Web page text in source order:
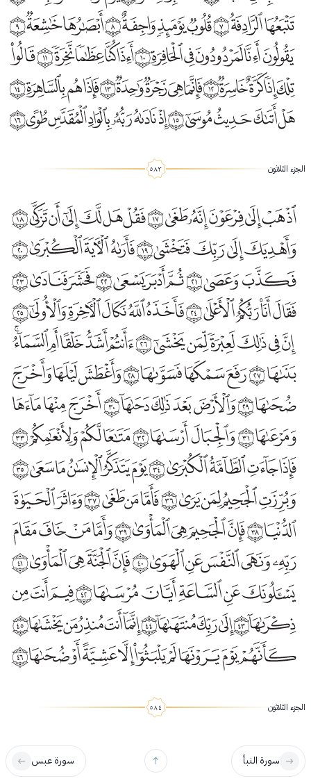
الجزء الثلاثون
الجزء الثلاثون
سورة النبأ سورة عبس
أَبْصَارُهَا خَاشِعَةٌ ﴿9﴾
يَقُولُونَ أَإِنَّا لَمَرْدُودُونَ فِي الْحَافِرَةِ ﴿10﴾
أَإِذَا كُنَّا عِظَامًا نَخِرَةً ﴿11﴾
قَالُوا تِلْكَ إِذًا كَرَّةٌ خَاسِرَةٌ ﴿12﴾
فَإِنَّمَا هِيَ زَجْرَةٌ وَاحِدَةٌ ﴿13﴾
فَإِذَا هُمْ بِالسَّاهِرَةِ ﴿14﴾
هَلْ أَتَاكَ حَدِيثُ مُوسَىٰ ﴿15﴾
إِذْ نَادَاهُ رَبُّهُ بِالْوَادِ الْمُقَدَّسِ طُوًى ﴿16﴾
وَأَهْدِيَكَ إِلَىٰ رَبِّكَ فَتَخْشَىٰ ﴿19﴾
فَكَذَّبَ وَعَصَىٰ ﴿21﴾
ثُمَّ أَدْبَرَ يَسْعَىٰ ﴿22﴾
فَحَشَرَ فَنَادَىٰ ﴿23﴾
فَقَالَ أَنَا رَبُّكُمُ الْأَعْلَىٰ ﴿24﴾
فَأَخَذَهُ اللَّهُ نَكَالَ الْآخِرَةِ وَالْأُولَىٰ ﴿25﴾
إِنَّ فِي ذَٰلِكَ لَعِبْرَةً لِمَنْ يَخْشَىٰ ﴿26﴾
أَأَنْتُمْ أَشَدُّ خَلْقًا أَمِ السَّمَاءُ ۚ بَنَاهَا ﴿27﴾
رَفَعَ سَمْكَهَا فَسَوَّاهَا ﴿28﴾
وَأَغْطَشَ لَيْلَهَا وَأَخْرَجَ ضُحَاهَا ﴿29﴾
وَالْأَرْضَ بَعْدَ ذَٰلِكَ دَحَاهَا ﴿30﴾
أَخْرَجَ مِنْهَا مَاءَهَا وَمَرْعَاهَا ﴿31﴾
وَالْجِبَالَ أَرْسَاهَا ﴿32﴾
مَتَاعًا لَكُمْ وَلِأَنْعَامِكُمْ ﴿33﴾
فَإِذَا جَاءَتِ الطَّامَّةُ الْكُبْرَىٰ ﴿34﴾
يَوْمَ يَتَذَكَّرُ الْإِنْسَانُ مَا سَعَىٰ ﴿35﴾
وَبُرِّزَتِ الْجَحِيمُ لِمَنْ يَرَىٰ ﴿36﴾
فَأَمَّا مَنْ طَغَىٰ ﴿37﴾
وَآثَرَ الْحَيَاةَ الدُّنْيَا ﴿38﴾
فَإِنَّ الْجَحِيمَ هِيَ الْمَأْوَىٰ ﴿39﴾
وَأَمَّا مَنْ خَافَ مَقَامَ رَبِّهِ وَنَهَى النَّفْسَ عَنِ الْهَوَىٰ ﴿40﴾
فَإِنَّ الْجَنَّةَ هِيَ الْمَأْوَىٰ ﴿41﴾
يَسْأَلُونَكَ عَنِ السَّاعَةِ أَيَّانَ مُرْسَاهَا ﴿42﴾
فِيمَ أَنْتَ مِنْ ذِكْرَاهَا ﴿43﴾
إِلَىٰ رَبِّكَ مُنْتَهَاهَا ﴿44﴾
إِنَّمَا أَنْتَ مُنْذِرُ مَنْ يَخْشَاهَا ﴿45﴾
كَأَنَّهُمْ يَوْمَ يَرَوْنَهَا لَمْ يَلْبَثُوا إِلَّا عَشِيَّةً أَوْ ضُحَاهَا ﴿46﴾